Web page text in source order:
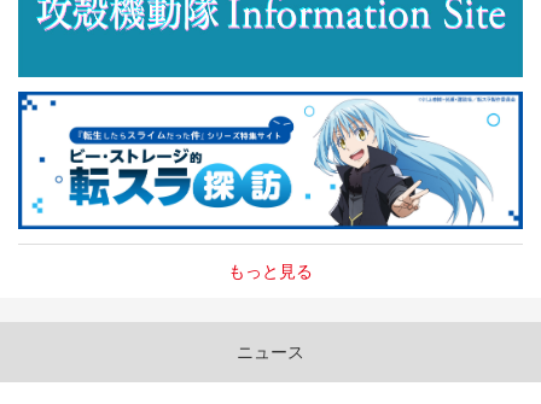
もっと見る
ニュース